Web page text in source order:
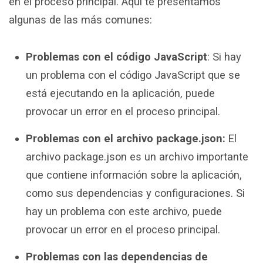
algunas de las más comunes:
Problemas con el código JavaScript: Si hay
un problema con el código JavaScript que se
está ejecutando en la aplicación, puede
provocar un error en el proceso principal.
Problemas con el archivo package.json: El
archivo package.json es un archivo importante
que contiene información sobre la aplicación,
como sus dependencias y configuraciones. Si
hay un problema con este archivo, puede
provocar un error en el proceso principal.
Problemas con las dependencias de